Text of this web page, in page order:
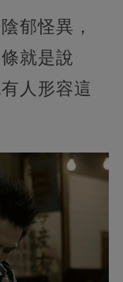
郁怪異，
就是說
人形容這